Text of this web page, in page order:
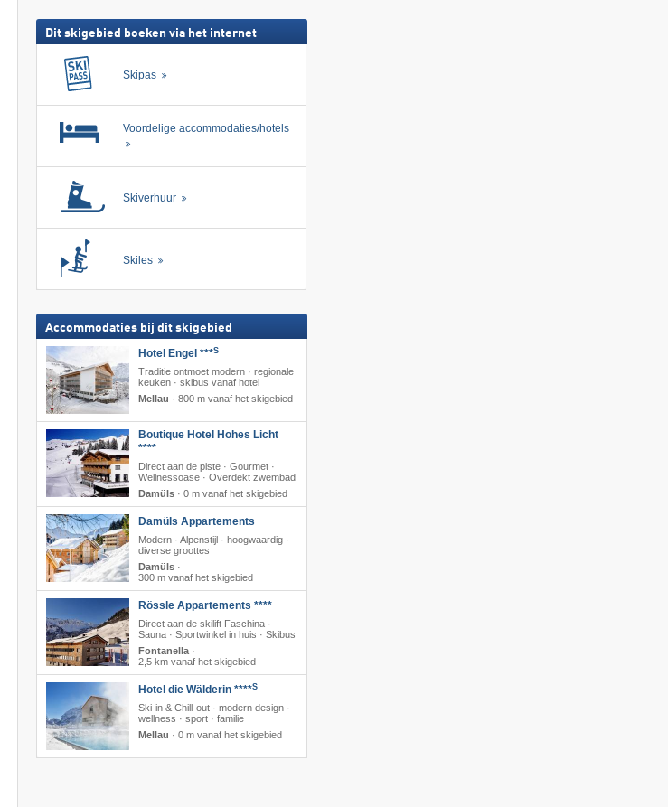
Dit skigebied boeken via het internet
Skipas
Voordelige accommodaties/hotels
Skiverhuur
Skiles
Accommodaties bij dit skigebied
Hotel Engel ***S
Traditie ontmoet modern · regionale
keuken · skibus vanaf hotel
Mellau · 800 m vanaf het skigebied
Boutique Hotel Hohes Licht
****
Direct aan de piste · Gourmet ·
Wellnessoase · Overdekt zwembad
Damüls· 0 m vanaf het skigebied
Damüls Appartements
Modern · Alpenstijl · hoogwaardig ·
diverse groottes
Damüls·
300 m vanaf het skigebied
Rössle Appartements ****
Direct aan de skilift Faschina ·
Sauna · Sportwinkel in huis · Skibus
Fontanella ·
2,5 km vanaf het skigebied
Hotel die Wälderin ****S
Ski-in & Chill-out · modern design ·
wellness · sport · familie
Mellau · 0 m vanaf het skigebied